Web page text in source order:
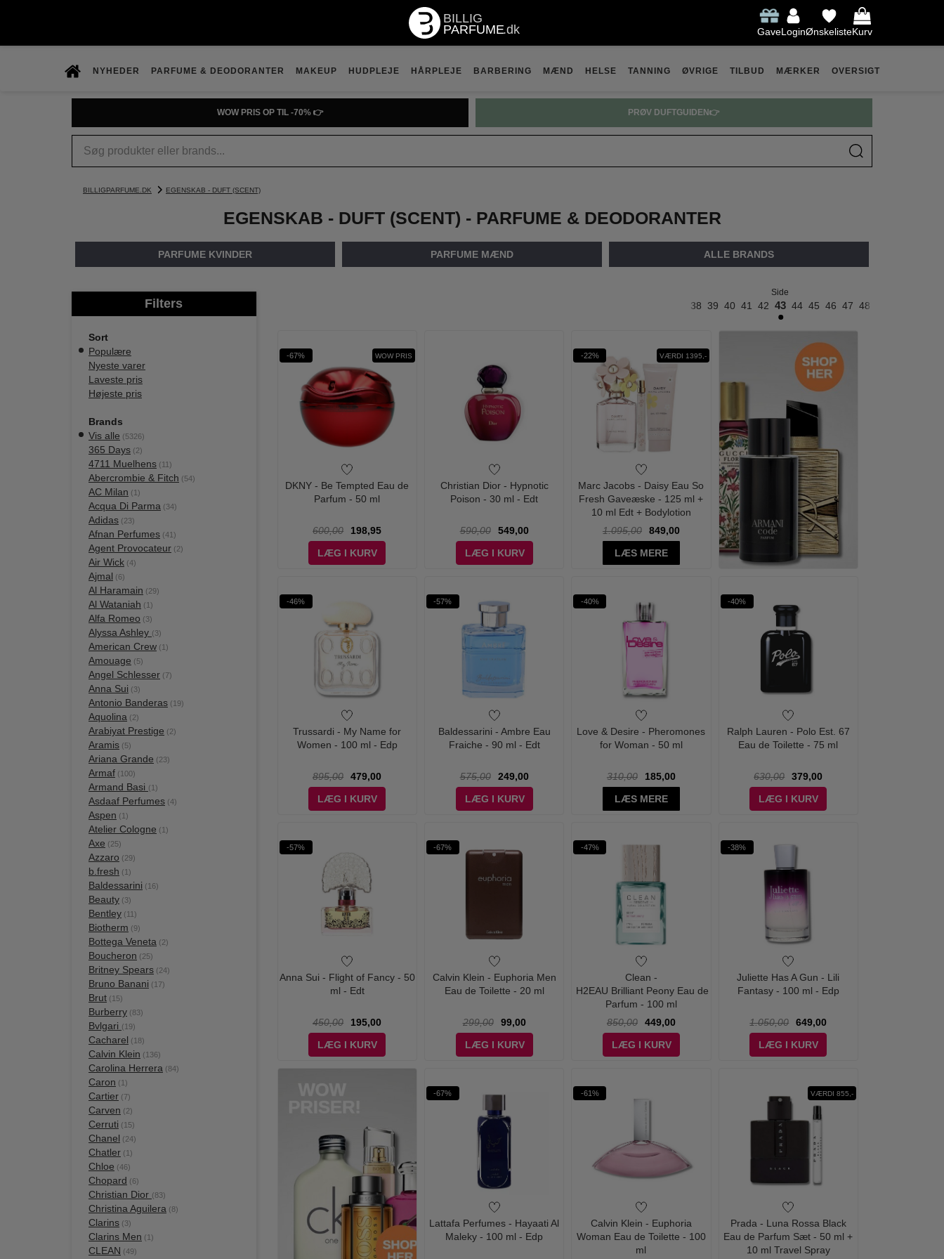
GaveLoginØnskelisteKurv
NYHEDER PARFUME & DEODORANTER MAKEUP HUDPLEJE HÅRPLEJE BARBERING MÆND HELSE TANNING ØVRIGE TILBUD MÆRKER OVERSIGT
PRØV DUFTGUIDEN👉 PRADA PARFUME SPAR OP TIL 30% 👉
BILLIGPARFUME.DK EGENSKAB - DUFT (SCENT)
EGENSKAB - DUFT (SCENT) - PARFUME & DEODORANTER
PARFUME KVINDER PARFUME MÆND ALLE BRANDS
Filters
Sort
Populære
Nyeste varer
Laveste pris
Højeste pris
Brands
Vis alle (5326)
365 Days (2)
4711 Muelhens (11)
Abercrombie & Fitch (54)
AC Milan (1)
Acqua Di Parma (34)
Adidas (23)
Afnan Perfumes (41)
Agent Provocateur (2)
Air Wick (4)
Ajmal (6)
Al Haramain (29)
Al Wataniah (1)
Alfa Romeo (3)
Alyssa Ashley (3)
American Crew (1)
Amouage (5)
Angel Schlesser (7)
Anna Sui (3)
Antonio Banderas (19)
Aquolina (2)
Arabiyat Prestige (2)
Aramis (5)
Ariana Grande (23)
Armaf (100)
Armand Basi (1)
Asdaaf Perfumes (4)
Aspen (1)
Atelier Cologne (1)
Axe (25)
Azzaro (29)
b.fresh (1)
Baldessarini (16)
Beauty (3)
Bentley (11)
Biotherm (9)
Bottega Veneta (2)
Boucheron (25)
Britney Spears (24)
Bruno Banani (17)
Brut (15)
Burberry (83)
Bvlgari (19)
Cacharel (18)
Calvin Klein (136)
Carolina Herrera (84)
Caron (1)
Cartier (7)
Carven (2)
Cerruti (15)
Chanel (24)
Chatler (1)
Chloe (46)
Chopard (6)
Christian Dior (83)
Christina Aguilera (8)
Clarins (3)
Clarins Men (1)
CLEAN (49)
Side
6 7 38 39 40 41 42 43 44 45 46 47 48
-67% WOW PRIS
DKNY - Be Tempted Eau de
Parfum - 50 ml
600,00
198,95
LÆG I KURV
Christian Dior - Hypnotic
Poison - 30 ml - Edt
590,00
549,00
LÆG I KURV
-22% VÆRDI 1395,-
Marc Jacobs - Daisy Eau So
Fresh Gaveæske - 125 ml +
10 ml Edt + Bodylotion
1.095,00
849,00
LÆS MERE
-46%
Trussardi - My Name for
Women - 100 ml - Edp
895,00
479,00
LÆG I KURV
-57%
Baldessarini - Ambre Eau
Fraiche - 90 ml - Edt
575,00
249,00
LÆG I KURV
-40%
Love & Desire - Pheromones
for Woman - 50 ml
310,00
185,00
LÆS MERE
-40%
Ralph Lauren - Polo Est. 67
Eau de Toilette - 75 ml
630,00
379,00
LÆG I KURV
-57%
Anna Sui - Flight of Fancy - 50
ml - Edt
450,00
195,00
LÆG I KURV
-67%
Calvin Klein - Euphoria Men
Eau de Toilette - 20 ml
299,00
99,00
LÆG I KURV
-47%
Clean -
H2EAU Brilliant Peony Eau de
Parfum - 100 ml
850,00
449,00
LÆG I KURV
-38%
Juliette Has A Gun - Lili
Fantasy - 100 ml - Edp
1.050,00
649,00
LÆG I KURV
-67%
Lattafa Perfumes - Hayaati Al
Maleky - 100 ml - Edp
-61%
Calvin Klein - Euphoria
Woman Eau de Toilette - 100
ml
VÆRDI 855,-
Prada - Luna Rossa Black
Eau de Parfum Sæt - 50 ml +
10 ml Travel Spray